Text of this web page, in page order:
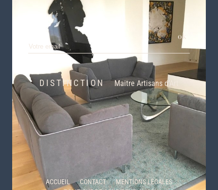
S’INSCRIRE À NOTRE NEWLETTER
ok
DISTINCTION Maitre Artisans d’Art
ACCUEIL CONTACT
MENTIONS LÉGALES